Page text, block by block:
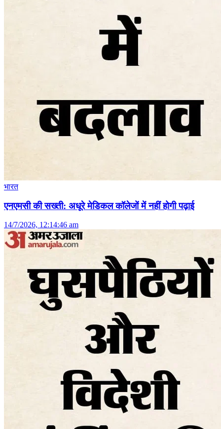
भारत
एनएमसी की सख्ती: अधूरे मेडिकल कॉलेजों में नहीं होगी पढ़ाई
14/7/2026, 12:14:46 am